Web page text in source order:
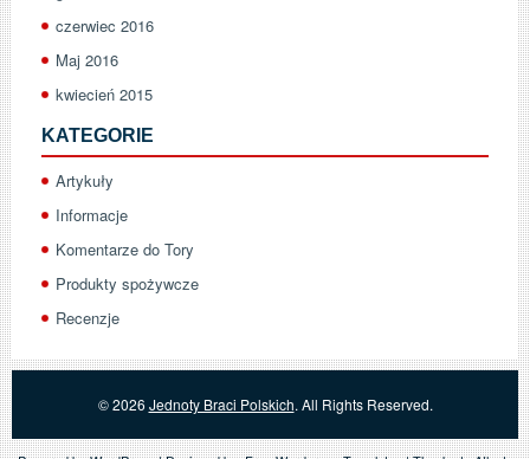
czerwiec 2016
Maj 2016
kwiecień 2015
KATEGORIE
Artykuły
Informacje
Komentarze do Tory
Produkty spożywcze
Recenzje
© 2026 Jednoty Braci Polskich. All Rights Reserved.